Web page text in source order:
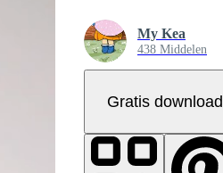
My Kea
438 Middelen
Gratis download